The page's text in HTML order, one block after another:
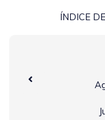
ÍNDICE